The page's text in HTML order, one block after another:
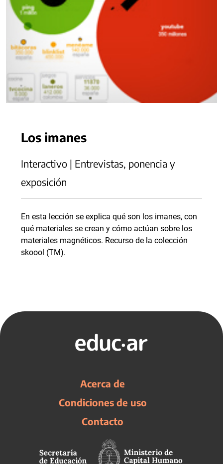
Los imanes
Interactivo | Entrevistas, ponencia y
exposición
En esta lección se explica qué son los imanes, con
qué materiales se crean y cómo actúan sobre los
materiales magnéticos. Recurso de la colección
skoool (TM).
Acerca de
Condiciones de uso
Contacto